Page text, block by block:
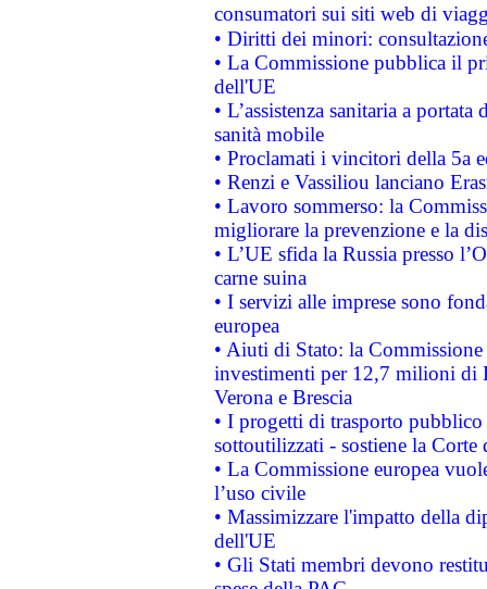
consumatori sui siti web di
• Diritti dei minori:
• La Commissione pubblica il
dell'UE
• L’assistenza sanitaria a
sanità mobile
• Proclamati i vincitori della 5a
• Renzi e Vassiliou lanciano
• Lavoro sommerso: la
migliorare la prevenzione e la
• L’UE sfida la Russia presso
carne suina
• I servizi alle imprese sono
europea
• Aiuti di Stato: la
investimenti per 12,7 milioni di
Verona e Brescia
• I progetti di trasporto
sottoutilizzati - sostiene la Corte
• La Commissione europea
l’uso civile
• Massimizzare l'impatto della
dell'UE
• Gli Stati membri devono